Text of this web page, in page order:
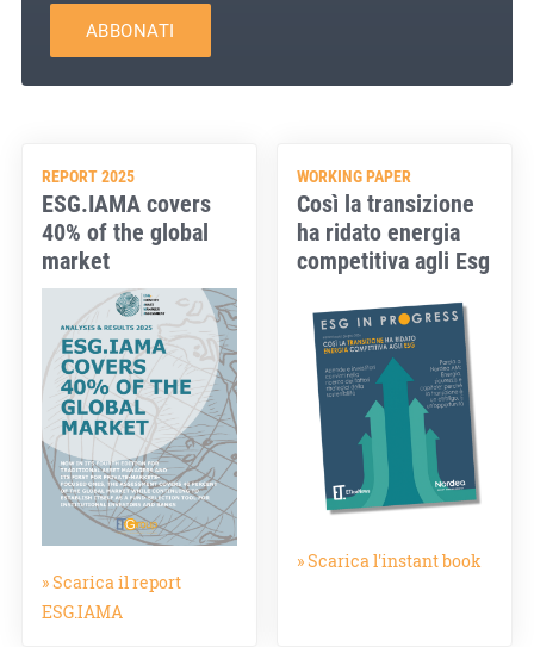
ABBONATI
REPORT 2025
ESG.IAMA covers
40% of the global
market
» Scarica il report
ESG.IAMA
WORKING PAPER
Così la transizione
ha ridato energia
competitiva agli Esg
» Scarica l'instant book